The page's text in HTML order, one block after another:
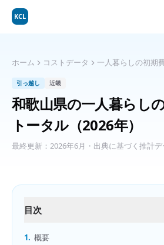
KCL
ホーム コストデータ 一人暮らしの初期
引っ越し 近畿
和歌山県の一人暮らし
トータル（2026年）
最終更新： 2026年6月 ・出典に基づく推計デ
目次
1. 概要